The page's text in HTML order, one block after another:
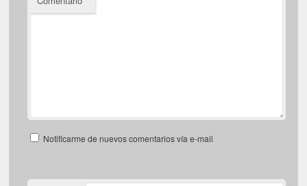
Notificarme de nuevos comentarios vía e-mail